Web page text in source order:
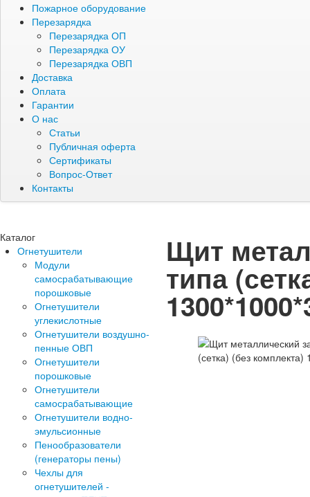
Пожарное оборудование
Перезарядка
Перезарядка ОП
Перезарядка ОУ
Перезарядка ОВП
Доставка
Оплата
Гарантии
О нас
Статьи
Публичная оферта
Сертификаты
Вопрос-Ответ
Контакты
Каталог
Огнетушители
Модули
самосрабатывающие
порошковые
Огнетушители
углекислотные
Огнетушители воздушно-
пенные ОВП
Огнетушители
порошковые
Огнетушители
самосрабатывающие
Огнетушители водно-
эмульсионные
Пенообразователи
(генераторы пены)
Чехлы для
огнетушителей -
Щит
типа